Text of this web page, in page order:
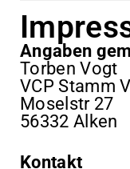
Angaben
Torben Vogt
VCP Stamm
Moselstr 27
56332 Alken
Kontakt